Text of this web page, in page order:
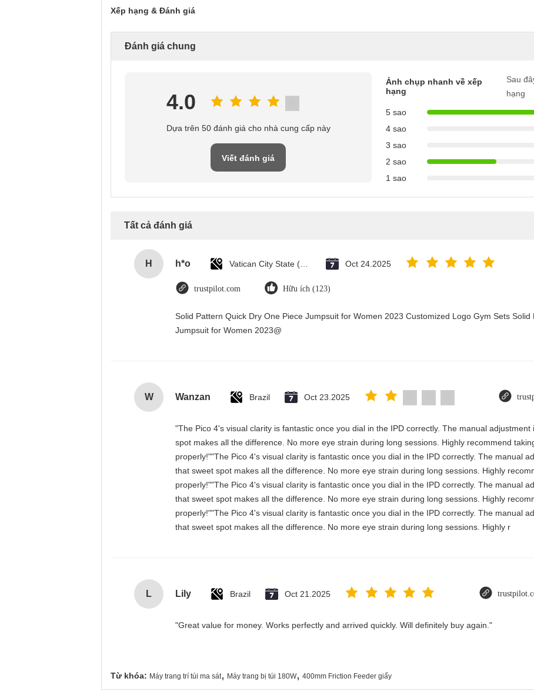
Xếp hạng & Đánh giá
Đánh giá chung
4.0
Dựa trên 50 đánh giá cho nhà cung cấp này
Viết đánh giá
Ảnh chụp nhanh về xếp
hạng
Sau
hạng
5 sao
4 sao
3 sao
2 sao
1 sao
Tất cả đánh giá
H h*o Oct 24.2025
trustpilot.com Hữu ích (123)
Solid Pattern Quick Dry One Piece Jumpsuit for Women 2023 Customized Logo Gym Sets
Jumpsuit for Women 2023@
W Wanzan Brazil Oct 23.2025
"The Pico 4's visual clarity is fantastic once you dial in the IPD correctly. The manual
spot makes all the difference. No more eye strain during long sessions. Highly recommend
properly!""The Pico 4's visual clarity is fantastic once you dial in the IPD correctly. The manual
that sweet spot makes all the difference. No more eye strain during long sessions. Highly
properly!""The Pico 4's visual clarity is fantastic once you dial in the IPD correctly. The manual
that sweet spot makes all the difference. No more eye strain during long sessions. Highly
properly!""The Pico 4's visual clarity is fantastic once you dial in the IPD correctly. The manual
that sweet spot makes all the difference. No more eye strain during long sessions. Highly r
L Lily Brazil Oct 21.2025
"Great value for money. Works perfectly and arrived quickly. Will definitely buy again."
Từ khóa: Máy trang trí túi ma sát, Máy trang bị túi 180W, 400mm Friction Feeder giấy